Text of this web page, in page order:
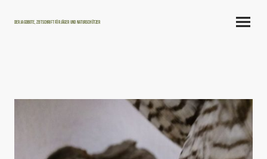
Der Jagdbote, Zeitschrift für Jäger und Naturschützer